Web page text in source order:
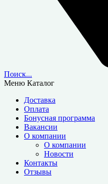
Поиск...
Меню Каталог
Доставка
Оплата
Бонусная программа
Вакансии
О компании
О компании
Новости
Контакты
Отзывы